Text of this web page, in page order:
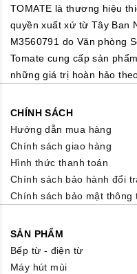
TOMATE là thương hiệu
quyền xuất xứ từ Tây Ban
M3560791 do Văn phòng
Tomate cung cấp sản
những giá trị hoàn hảo
CHÍNH SÁCH
Hướng dẫn mua hàng
Chính sách giao hàng
Hình thức thanh toán
Chính sách bảo hành đổi
Chính sách bảo mật thông
SẢN PHẨM
Bếp từ - điện từ
Máy hút mùi